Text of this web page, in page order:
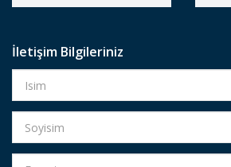
İletişim Bilgileriniz